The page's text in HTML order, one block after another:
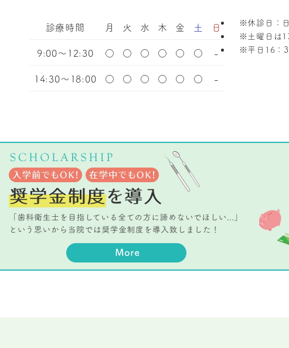
診療時間 月 火 水 木 金 土
日
9:00～12:30
○ ○ ○ ○ ○ ○
-
14:30～18:00
○ ○ ○ ○ ○ ○ -
※休診日：
※土曜日は
※平日16：